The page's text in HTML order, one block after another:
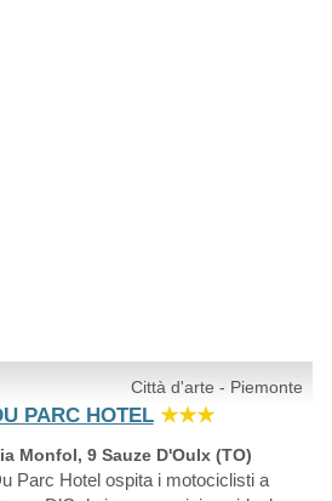
Città d'arte - Piemonte
PARC HOTEL ★★★
Monfol, 9 Sauze D'Oulx (TO)
Parc Hotel ospita i motociclisti a